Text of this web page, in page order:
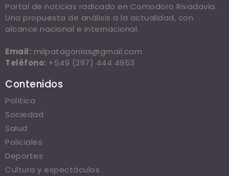
Portal de noticias radicado en Comodoro Rivadavia.
Una propuesta de análisis a la actualidad, con
alcance nacional e internacional.
Email: milpatagonias@gmail.com
Teléfono: +549 (297) 444 4953
Contenidos
Política
Sociedad
Salud
Policiales
Deportes
Cultura y espectáculos